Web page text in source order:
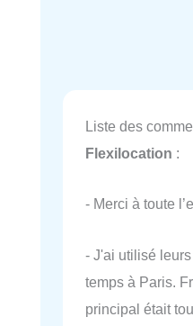
Liste des
Flexilocation :
- Merci à toute
- J'ai utilisé
temps à Paris.
principal était